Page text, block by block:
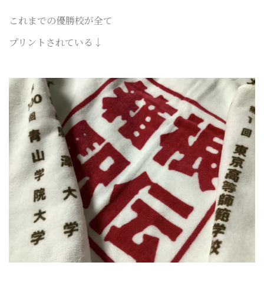
これまでの優勝校が全て
プリントされている ↓